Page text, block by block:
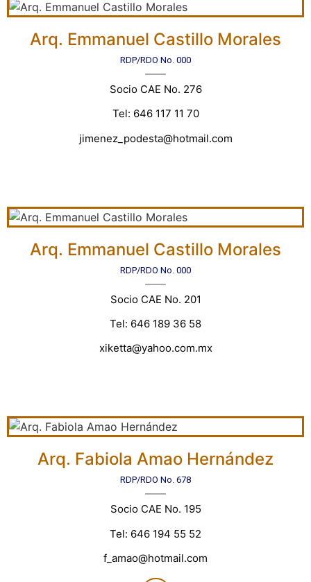
Arq. Emmanuel Castillo Morales
RDP/RDO No. 000
Socio CAE No. 276
Tel: 646 117 11 70
jimenez_podesta@hotmail.com
Arq. Emmanuel Castillo Morales
RDP/RDO No. 000
Socio CAE No. 201
Tel: 646 189 36 58
xiketta@yahoo.com.mx
Arq. Fabiola Amao Hernández
RDP/RDO No. 678
Socio CAE No. 195
Tel: 646 194 55 52
f_amao@hotmail.com